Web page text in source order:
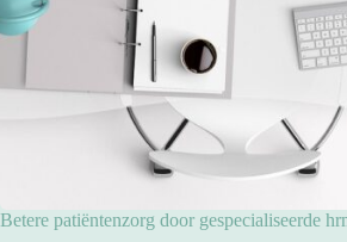
Betere patiëntenzorg door gespecialiseerde